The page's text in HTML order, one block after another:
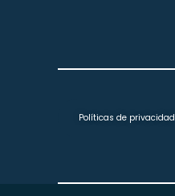
Políticas de privacidad